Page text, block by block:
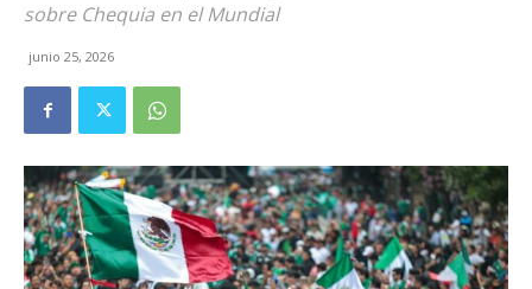
sobre Chequia en el Mundial
junio 25, 2026